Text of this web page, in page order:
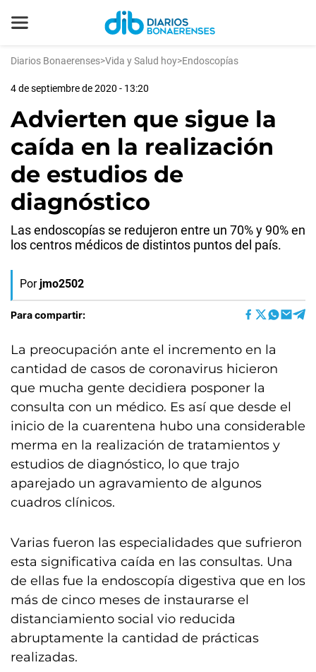
Diarios Bonaerenses>Vida y Salud hoy>Endoscopías
4 de septiembre de 2020 - 13:20
Advierten que sigue la
caída en la realización
de estudios de
diagnóstico
Las endoscopías se redujeron entre un 70% y 90% en
los centros médicos de distintos puntos del país.
Por jmo2502
Para compartir:
La preocupación ante el incremento en la
cantidad de casos de coronavirus hicieron
que mucha gente decidiera posponer la
consulta con un médico. Es así que desde el
inicio de la cuarentena hubo una considerable
merma en la realización de tratamientos y
estudios de diagnóstico, lo que trajo
aparejado un agravamiento de algunos
cuadros clínicos.
Varias fueron las especialidades que sufrieron
esta significativa caída en las consultas. Una
de ellas fue la endoscopía digestiva que en los
más de cinco meses de instaurarse el
distanciamiento social vio reducida
abruptamente la cantidad de prácticas
realizadas.